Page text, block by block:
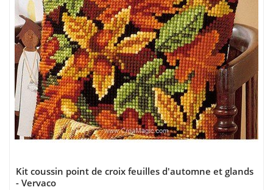
Kit coussin point de croix feuilles d'automne et glands
- Vervaco